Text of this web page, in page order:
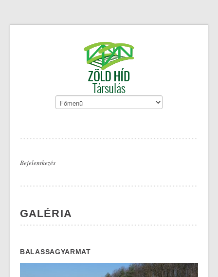
Bejelentkezés
GALÉRIA
BALASSAGYARMAT